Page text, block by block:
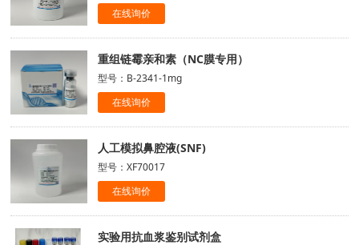
在线询价
重组链霉亲和素（NC膜专用）
型号：B-2341-1mg
在线询价
人工模拟鼻腔液(SNF)
型号：XF70017
在线询价
实验用抗血浆鉴别试剂盒